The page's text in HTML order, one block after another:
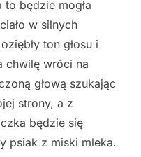
będzie mogła
w silnych
ton głosu i
chwilę wróci na
głową szukając
strony, a z
będzie się
psiak z miski mleka.